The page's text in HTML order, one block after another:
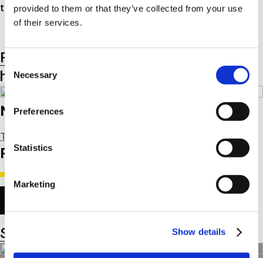
provided to them or that they’ve collected from your use
of their services.
Selection
Necessary
Preferences
Statistics
Marketing
Show details
till exempel ISO 9001, FORD Q1, DIN 72550, EEC 72245.
Produkt-undergrupper
huvudgrupper
Nedladdningar
Triscan broschyr sensor program S
RELATERADE NYHETER
Se alla nyheter